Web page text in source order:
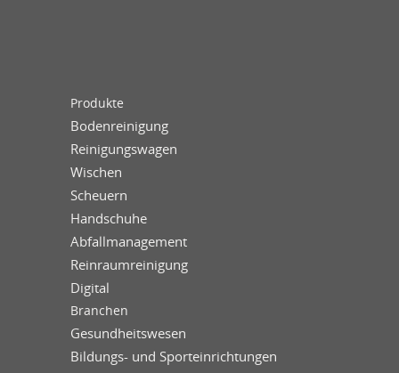
Produkte
Bodenreinigung
Reinigungswagen
Wischen
Scheuern
Handschuhe
Abfallmanagement
Reinraumreinigung
Digital
Branchen
Gesundheitswesen
Bildungs- und Sporteinrichtungen